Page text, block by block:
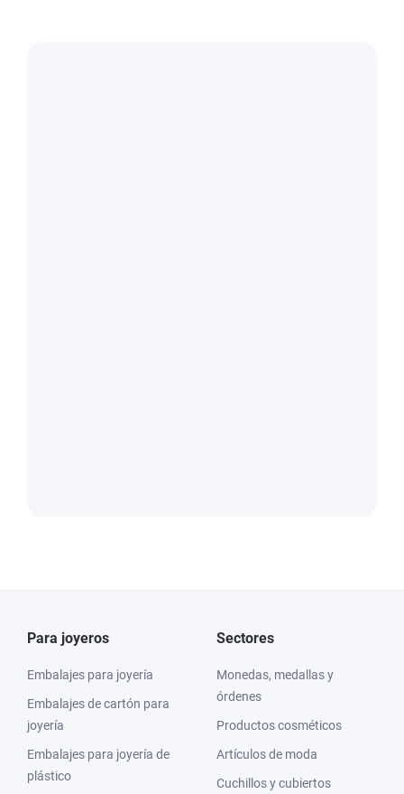
Para joyeros
Embalajes para joyería
Embalajes de cartón para
joyería
Embalajes para joyería de
plástico
Sectores
Monedas, medallas y
órdenes
Productos cosméticos
Artículos de moda
Cuchillos y cubiertos